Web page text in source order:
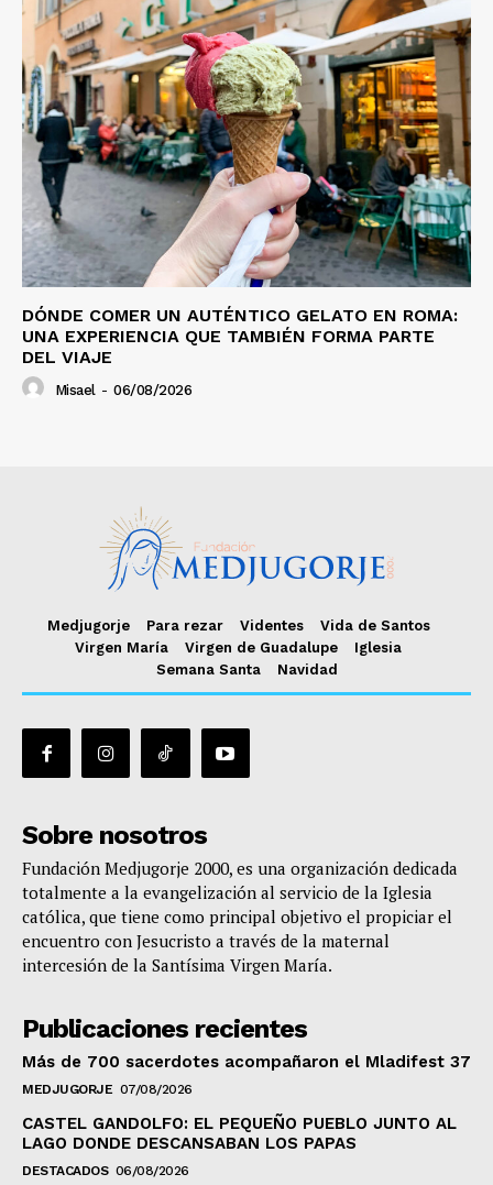
DÓNDE COMER UN AUTÉNTICO GELATO EN ROMA:
UNA EXPERIENCIA QUE TAMBIÉN FORMA PARTE
DEL VIAJE
Misael - 06/08/2026
Medjugorje Para rezar Videntes
Vida de Santos
Virgen María
Virgen de Guadalupe
Iglesia
Semana Santa
Navidad
Sobre nosotros
Fundación Medjugorje 2000, es una organización dedicada
totalmente a la evangelización al servicio de la Iglesia
católica, que tiene como principal objetivo el propiciar el
encuentro con Jesucristo a través de la maternal
intercesión de la Santísima Virgen María.
Publicaciones recientes
Más de 700 sacerdotes acompañaron el Mladifest 37
MEDJUGORJE 07/08/2026
CASTEL GANDOLFO: EL PEQUEÑO PUEBLO JUNTO AL
LAGO DONDE DESCANSABAN LOS PAPAS
DESTACADOS 06/08/2026